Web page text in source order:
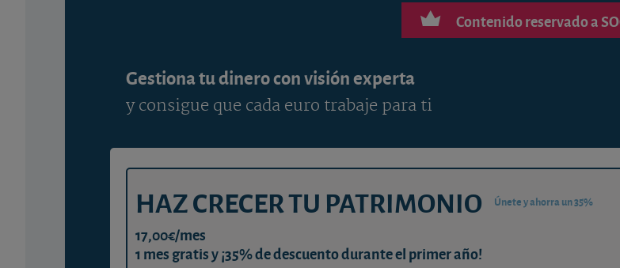
Contenido reservado a
Gestiona tu dinero con visión experta
y consigue que cada euro trabaje para ti
HAZ CRECER TU PATRIMONIO Únete y ahorra un 35%
17,00€/mes
1 mes gratis y ¡35% de descuento durante el primer año!